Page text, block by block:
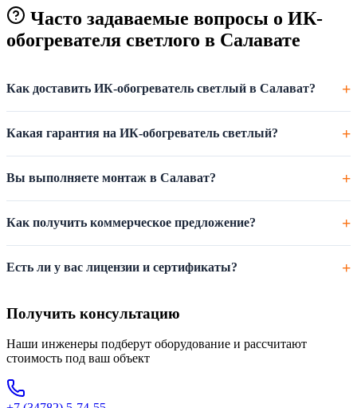
Часто задаваемые вопросы о ИК-
обогревателя светлого в Салавате
Как доставить ИК-обогреватель светлый в Салават?
Какая гарантия на ИК-обогреватель светлый?
Вы выполняете монтаж в Салават?
Как получить коммерческое предложение?
Есть ли у вас лицензии и сертификаты?
Получить консультацию
Наши инженеры подберут оборудование и рассчитают
стоимость под ваш объект